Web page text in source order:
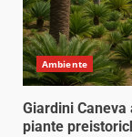
Ambiente
Giardini
piante